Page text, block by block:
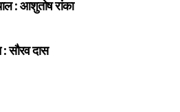
: आशुतोष रांका
सौरव दास